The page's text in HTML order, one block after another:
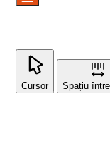
Cursor Spațiu